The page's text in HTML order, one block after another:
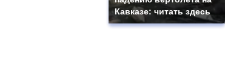
Кавказе: читать здесь